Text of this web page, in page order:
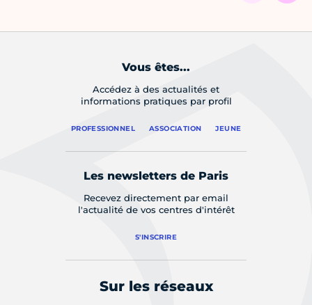
Vous êtes...
Accédez à des actualités et
informations pratiques par profil
PROFESSIONNEL ASSOCIATION JEUNE
Les newsletters de Paris
Recevez directement par email
l'actualité de vos centres d'intérêt
S'INSCRIRE
Sur les réseaux